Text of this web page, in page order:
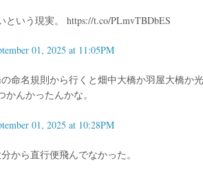
いう現実。 https://t.co/PLmvTBDbES
01, 2025 at 11:05PM
命名規則から行くと畑中大橋か羽屋大橋か
んかったんかな。
01, 2025 at 10:28PM
から直行便飛んでなかった。